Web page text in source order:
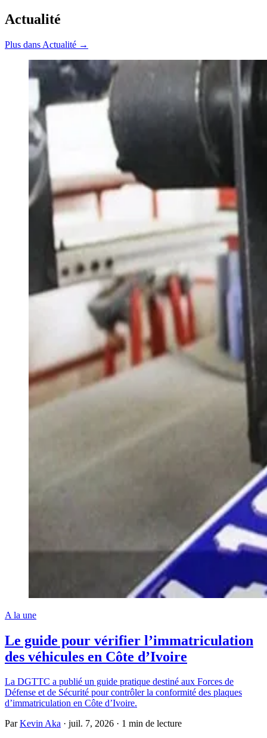
Actualité
Plus dans Actualité →
A la une
Le guide pour vérifier l’immatriculation
des véhicules en Côte d’Ivoire
La DGTTC a publié un guide pratique destiné aux Forces de
Défense et de Sécurité pour contrôler la conformité des plaques
d’immatriculation en Côte d’Ivoire.
ParKevin Aka · juil. 7, 2026 · 1 min de lecture